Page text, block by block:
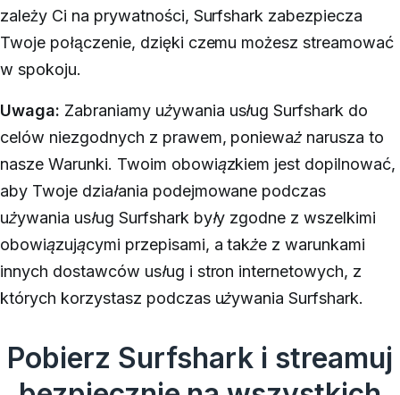
zależy Ci na prywatności, Surfshark zabezpiecza
Twoje połączenie, dzięki czemu możesz streamować
w spokoju.
Uwaga: Zabraniamy używania usług Surfshark do
celów niezgodnych z prawem, ponieważ narusza to
nasze Warunki. Twoim obowiązkiem jest dopilnować,
aby Twoje działania podejmowane podczas
używania usług Surfshark były zgodne z wszelkimi
obowiązującymi przepisami, a także z warunkami
innych dostawców usług i stron internetowych, z
których korzystasz podczas używania Surfshark.
Pobierz Surfshark i streamuj